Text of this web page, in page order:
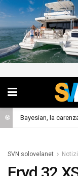
SVN solovelanet